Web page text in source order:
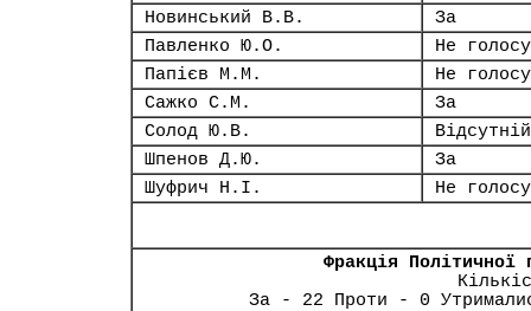
Новинський В.В.
За
Павленко Ю.О.
Не
Папієв М.М.
Не
Сажко С.М.
За
Солод Ю.В.
Відсутній
Шпенов Д.Ю.
За
Шуфрич Н.І.
Не
Фракція Політичної
За - 22 Проти - 0